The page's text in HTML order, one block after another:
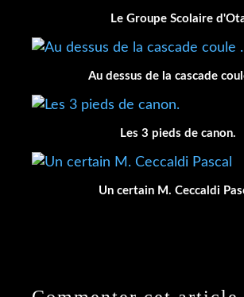
Le Groupe Scolaire
Au dessus de la cascade
Les 3 pieds de canon.
Un certain M. Ceccaldi